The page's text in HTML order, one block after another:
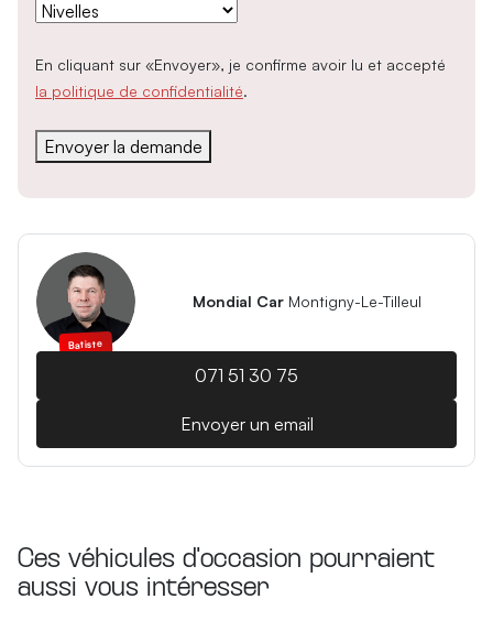
En cliquant sur «Envoyer», je confirme avoir lu et accepté
la politique de confidentialité.
Batiste
Mondial Car Montigny-Le-Tilleul
071 51 30 75
Envoyer un email
Ces véhicules d'occasion pourraient
aussi vous intéresser